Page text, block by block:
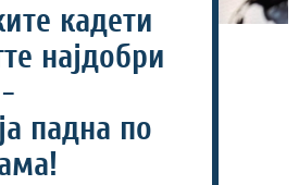
кадети
најдобри
падна по